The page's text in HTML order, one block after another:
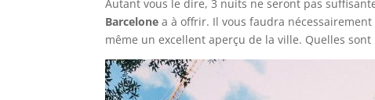
Autant vous le dire, 3 nuits ne seront pas
Barcelone a à offrir. Il vous faudra
même un excellent aperçu de la ville. Quelles